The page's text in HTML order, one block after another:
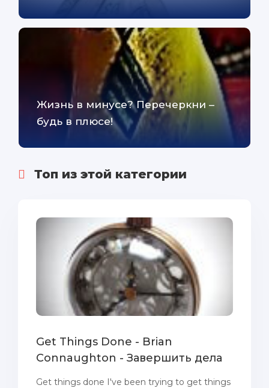
Жизнь в минусе? Перечеркни –
будь в плюсе!
Топ из этой категории
Get Things Done - Brian
Connaughton - Завершить дела
Get things done I've been trying to get things